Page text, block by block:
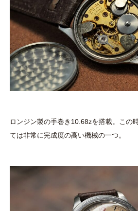
ロンジン製の手巻き10.68zを搭載。この
ては非常に完成度の高い機械の一つ。